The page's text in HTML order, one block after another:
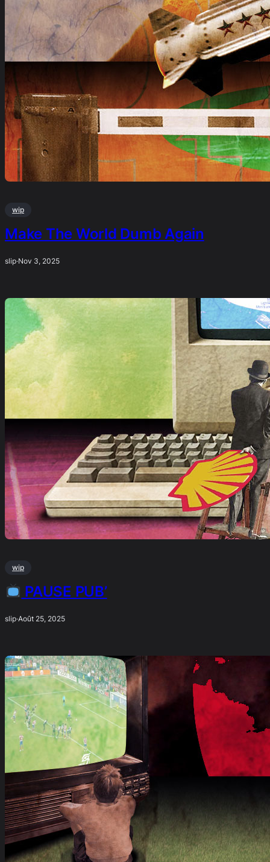
wip
Make The World Dumb Again
slip·Nov 3, 2025
wip
PAUSE PUB’
slip·Août 25, 2025